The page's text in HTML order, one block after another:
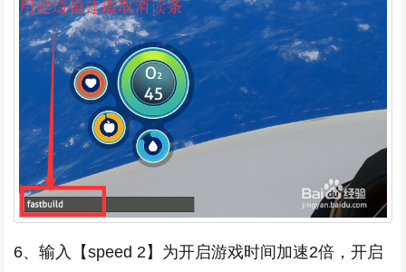
6、输入【speed 2】为开启游戏时间加速2倍，开启